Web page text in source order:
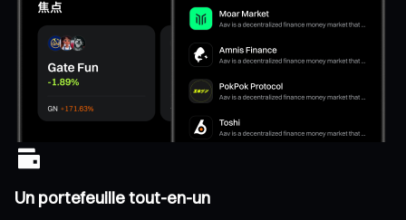
Un portefeuille tout-en-un